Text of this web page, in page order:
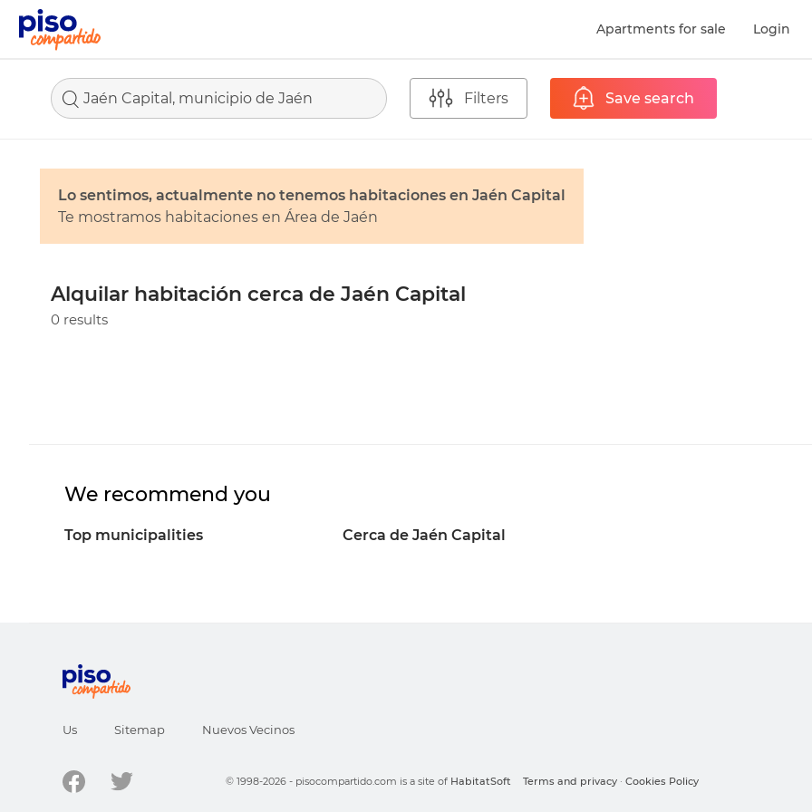
Apartments for sale Login
Jaén Capital, municipio de Jaén Filters Save search
Lo sentimos, actualmente no tenemos habitaciones en Jaén Capital
Te mostramos habitaciones en Área de Jaén
Alquilar habitación cerca de Jaén Capital
0 results
We recommend you
Top municipalities Cerca de Jaén Capital
Us Sitemap Nuevos Vecinos
© 1998-2026 - pisocompartido.com is a site of HabitatSoft Terms and privacy · Cookies Policy